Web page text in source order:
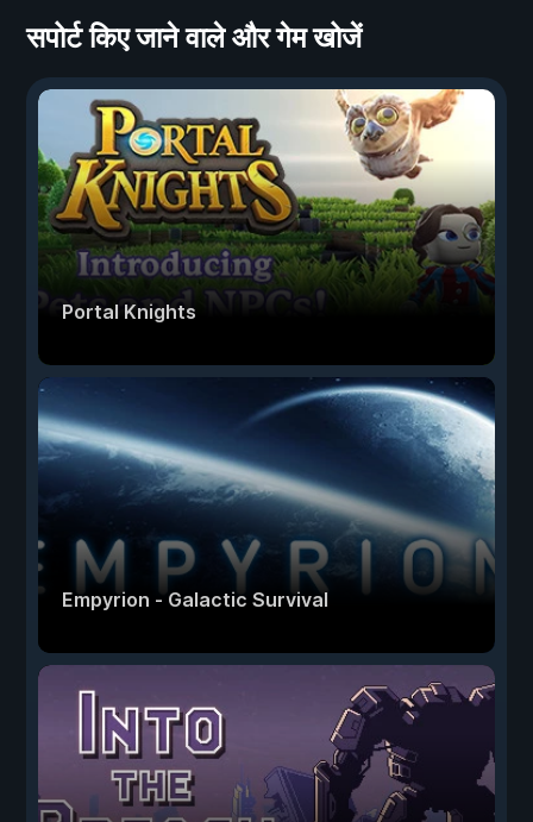
सपोर्ट किए जाने वाले और गेम खोजें
Portal Knights
Empyrion - Galactic Survival